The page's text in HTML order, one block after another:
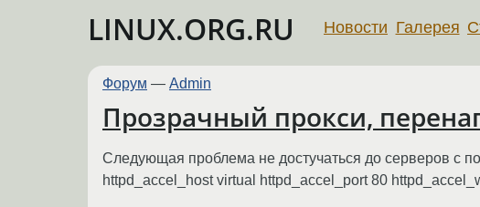
LINUX.ORG.RU Новости Галерея
Форум — Admin
Прозрачный прокси,
Следующая проблема не достучаться до серверов с
httpd_accel_host virtual httpd_accel_port 80